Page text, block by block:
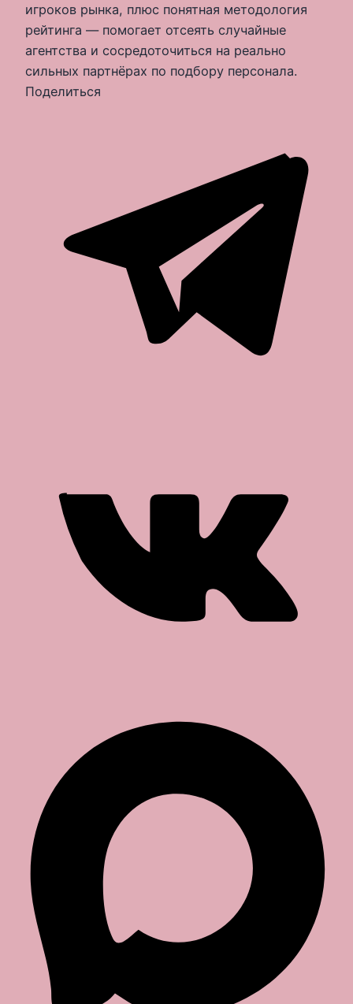
игроков рынка, плюс понятная методология
рейтинга — помогает отсеять случайные
агентства и сосредоточиться на реально
сильных партнёрах по подбору персонала.
Поделиться